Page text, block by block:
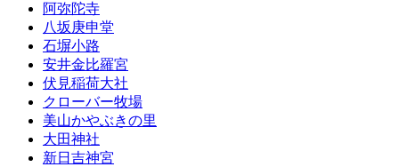
阿弥陀寺
八坂庚申堂
石塀小路
安井金比羅宮
伏見稲荷大社
クローバー牧場
美山かやぶきの里
大田神社
新日吉神宮